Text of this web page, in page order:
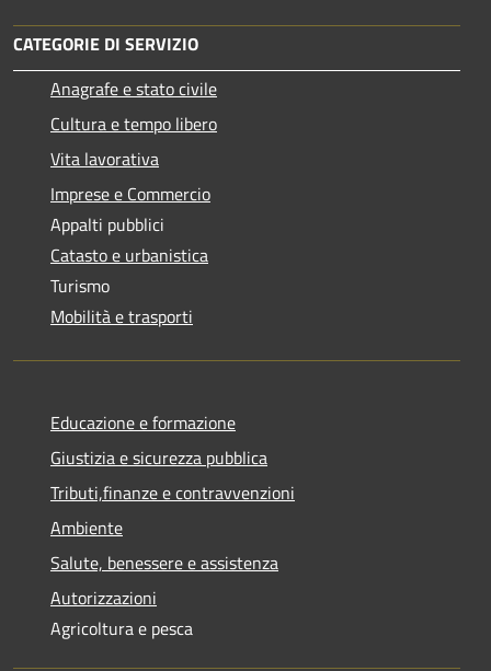
CATEGORIE DI SERVIZIO
Anagrafe e stato civile
Cultura e tempo libero
Vita lavorativa
Imprese e Commercio
Appalti pubblici
Catasto e urbanistica
Turismo
Mobilità e trasporti
Educazione e formazione
Giustizia e sicurezza pubblica
Tributi,finanze e contravvenzioni
Ambiente
Salute, benessere e assistenza
Autorizzazioni
Agricoltura e pesca